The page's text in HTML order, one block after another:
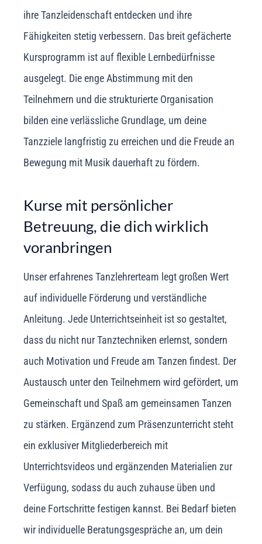
ihre Tanzleidenschaft entdecken und ihre
Fähigkeiten stetig verbessern. Das breit gefächerte
Kursprogramm ist auf flexible Lernbedürfnisse
ausgelegt. Die enge Abstimmung mit den
Teilnehmern und die strukturierte Organisation
bilden eine verlässliche Grundlage, um deine
Tanzziele langfristig zu erreichen und die Freude an
Bewegung mit Musik dauerhaft zu fördern.
Kurse mit persönlicher
Betreuung, die dich wirklich
voranbringen
Unser erfahrenes Tanzlehrerteam legt großen Wert
auf individuelle Förderung und verständliche
Anleitung. Jede Unterrichtseinheit ist so gestaltet,
dass du nicht nur Tanztechniken erlernst, sondern
auch Motivation und Freude am Tanzen findest. Der
Austausch unter den Teilnehmern wird gefördert, um
Gemeinschaft und Spaß am gemeinsamen Tanzen
zu stärken. Ergänzend zum Präsenzunterricht steht
ein exklusiver Mitgliederbereich mit
Unterrichtsvideos und ergänzenden Materialien zur
Verfügung, sodass du auch zuhause üben und
deine Fortschritte festigen kannst. Bei Bedarf bieten
wir individuelle Beratungsgespräche an, um dein